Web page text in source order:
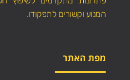
המנוע וקשורים לתפקודו.
מפת האתר